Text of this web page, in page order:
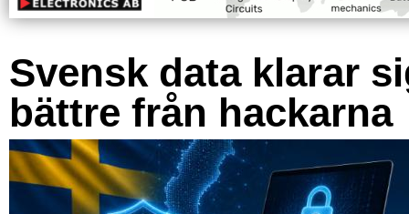
Svensk data klarar
bättre från hackarna